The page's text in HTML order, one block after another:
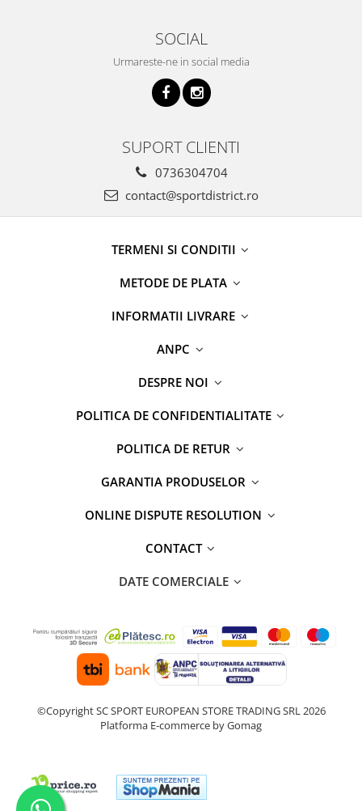
SOCIAL
Urmareste-ne in social media
SUPORT CLIENTI
0736304704
contact@sportdistrict.ro
TERMENI SI CONDITII
METODE DE PLATA
INFORMATII LIVRARE
ANPC
DESPRE NOI
POLITICA DE CONFIDENTIALITATE
POLITICA DE RETUR
GARANTIA PRODUSELOR
ONLINE DISPUTE RESOLUTION
CONTACT
DATE COMERCIALE
©Copyright SC SPORT EUROPEAN STORE TRADING SRL 2026
Platforma E-commerce by Gomag